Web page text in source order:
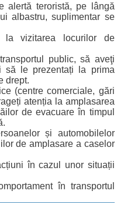
alertă teroristă, pe lângă
albastru, suplimentar se
la vizitarea locurilor de
public, să aveţi
să le prezentați la prima
drept.
(centre comerciale, gări
atenția la amplasarea
de evacuare în timpul
și automobilelor
de amplasare a caselor
în cazul unor situații
în transportul